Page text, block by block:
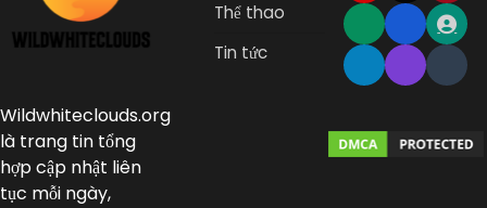
Wildwhiteclouds.org
là trang tin tổng
hợp cập nhật liên
tục mỗi ngày,
Thể thao
Tin tức